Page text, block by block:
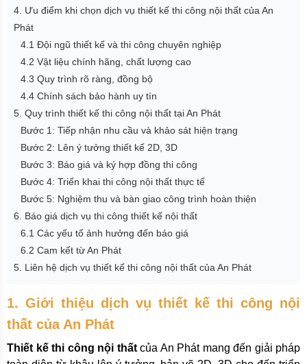
4. Ưu điểm khi chọn dịch vụ thiết kế thi công nội thất của An
Phát
4.1 Đội ngũ thiết kế và thi công chuyên nghiệp
4.2 Vật liệu chính hãng, chất lượng cao
4.3 Quy trình rõ ràng, đồng bộ
4.4 Chính sách bảo hành uy tín
5. Quy trình thiết kế thi công nội thất tại An Phát
Bước 1: Tiếp nhận nhu cầu và khảo sát hiện trạng
Bước 2: Lên ý tưởng thiết kế 2D, 3D
Bước 3: Báo giá và ký hợp đồng thi công
Bước 4: Triển khai thi công nội thất thực tế
Bước 5: Nghiệm thu và bàn giao công trình hoàn thiện
6. Báo giá dịch vụ thi công thiết kế nội thất
6.1 Các yếu tố ảnh hưởng đến báo giá
6.2 Cam kết từ An Phát
5. Liên hệ dịch vụ thiết kế thi công nội thất của An Phát
1. Giới thiệu dịch vụ thiết kế thi công nội
thất của An Phát
Thiết kế thi công nội thất của An Phát mang đến giải pháp